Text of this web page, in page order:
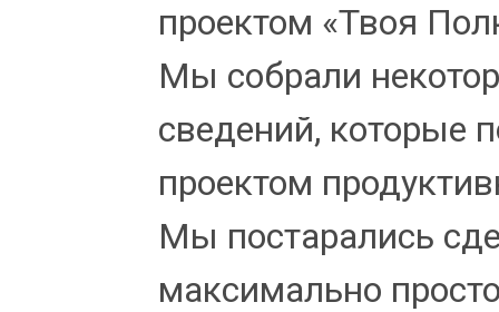
проектом «Твоя
Мы собрали
сведений, которые
проектом
Мы постарались
максимально